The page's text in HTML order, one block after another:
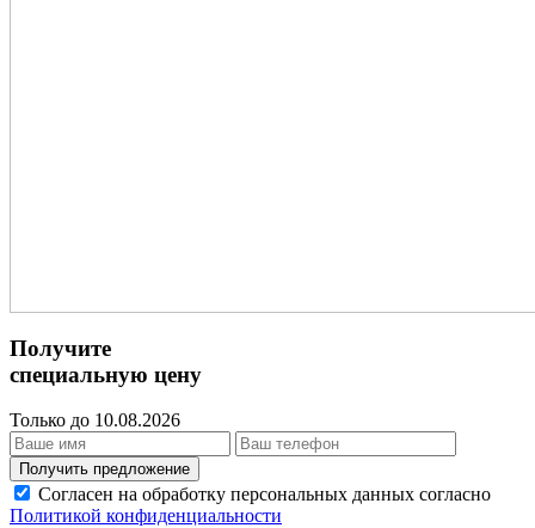
Получите
специальную цену
Только до 10.08.2026
Получить предложение
Согласен на обработку персональных данных согласно
Политикой конфиденциальности